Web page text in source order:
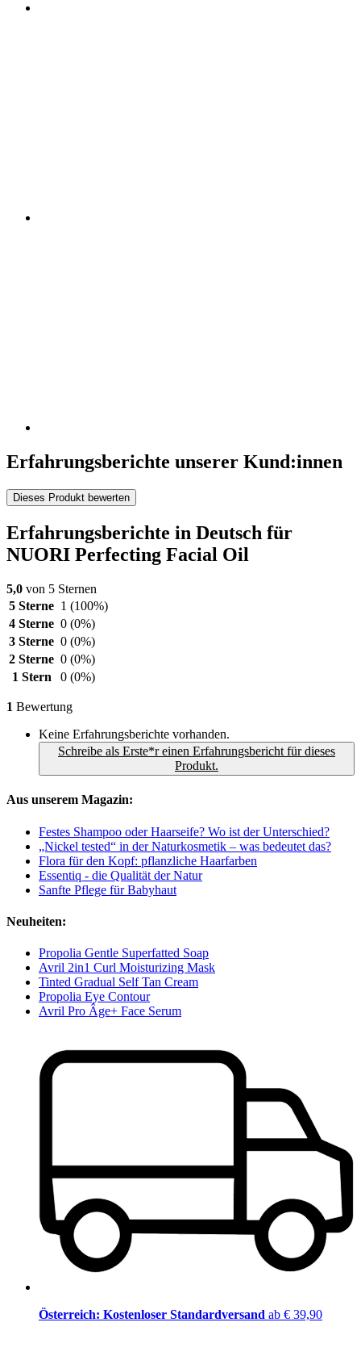
Erfahrungsberichte unserer Kund:innen
Dieses Produkt bewerten
Erfahrungsberichte in Deutsch für
NUORI Perfecting Facial Oil
5,0 von 5 Sternen
5 Sterne 1 (100%)
4 Sterne 0 (0%)
3 Sterne 0 (0%)
2 Sterne 0 (0%)
1 Stern
0 (0%)
1 Bewertung
Keine Erfahrungsberichte vorhanden.
Schreibe als Erste*r einen Erfahrungsbericht für dieses
Produkt.
Aus unserem Magazin:
Festes Shampoo oder Haarseife? Wo ist der Unterschied?
„Nickel tested“ in der Naturkosmetik – was bedeutet das?
Flora für den Kopf: pflanzliche Haarfarben
Essentiq - die Qualität der Natur
Sanfte Pflege für Babyhaut
Neuheiten:
Propolia Gentle Superfatted Soap
Avril 2in1 Curl Moisturizing Mask
Tinted Gradual Self Tan Cream
Propolia Eye Contour
Avril Pro Âge+ Face Serum
Österreich: Kostenloser Standardversand ab € 39,90